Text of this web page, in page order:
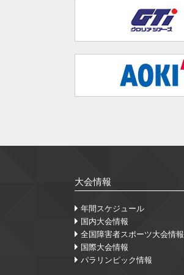
大会情報
年間スケジュール
国内大会情報
全国障害者スポーツ大会情報
国際大会情報
パラリンピック情報